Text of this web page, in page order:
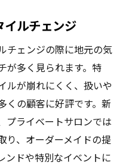
イルチェンジ
チェンジの際に地元の気
が多く見られます。特
ルが崩れにくく、扱いや
くの顧客に好評です。新
プライベートサロンでは
り、オーダーメイドの提
ンドや特別なイベントに